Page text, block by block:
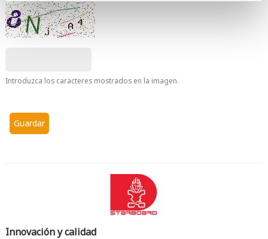
Introduzca los caracteres mostrados en la imagen.
Innovación y calidad